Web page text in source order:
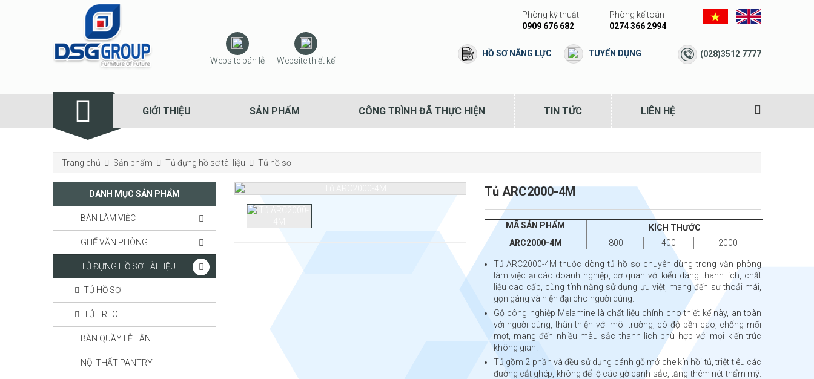
Phòng kỹ thuật
0909 676 682
Phòng kế toán
0274 366 2994
(028)3512 7777
HỒ SƠ NĂNG LỰC TUYỂN DỤNG
Website bán lẻ Website thiết kế
GIỚI THIỆU SẢN PHẨM CÔNG TRÌNH ĐÃ THỰC HIỆN TIN TỨC LIÊN HỆ
Trang chủ Sản phẩm Tủ đựng hồ sơ tài liệu Tủ hồ sơ
Tủ ARC2000-4M
MÃ SẢN PHẨM
KÍCH THƯỚC
ARC2000-4M
800 400 2000
Tủ ARC2000-4M thuộc dòng tủ hồ sơ chuyên dùng trong văn phòng
làm việc ại các doanh nghiệp, cơ quan với kiểu dáng thanh lịch, chất
liệu cao cấp, cùng tính năng sử dụng ưu việt, mang đến sự thoải mái,
gọn gàng và hiện đại cho người dùng.
Gỗ công nghiệp Melamine là chất liệu chính cho thiết kế này, an toàn
với người dùng, thân thiện với môi trường, có độ bền cao, chống mối
mọt, mang đến nhiều màu sắc thanh lịch phù hợp với mọi kiến trúc
không gian.
Tủ gồm 2 phần và đều sử dụng cánh gỗ mở che kín hồi tủ, triệt tiêu các
đường cắt ghép, không để lộ các gờ cạnh sắc, tăng thêm nét thẩm mỹ.
DANH MỤC SẢN PHẨM
BÀN LÀM VIỆC
GHẾ VĂN PHÒNG
TỦ ĐỰNG HỒ SƠ TÀI LIỆU
TỦ HỒ SƠ
TỦ TREO
BÀN QUẦY LỄ TÂN
NỘI THẤT PANTRY